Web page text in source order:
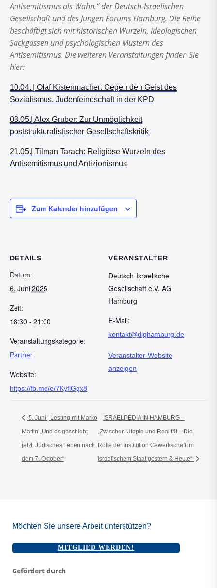
Antisemitismus als Wahn.“ der Deutsch-Israelischen
Gesellschaft und des Jungen Forums Hamburg. Die Reihe
beschäftigt sich mit historischen Wurzeln, ideologischen
Sackgassen und psychologischen Mustern des
Antisemitismus. Die weiteren Veranstaltungen finden Sie
hier:
10.04. | Olaf Kistenmacher: Gegen den Geist des
Sozialismus. Judenfeindschaft in der KPD
08.05.| Alex Gruber: Zur Unmöglichkeit
poststrukturalistischer Gesellschaftskritik
21.05.| Tilman Tarach: Religiöse Wurzeln des
Antisemitismus und Antizionismus
Zum Kalender hinzufügen
DETAILS
Datum:
6. Juni 2025
Zeit:
18:30 - 21:00
Veranstaltungskategorie:
Partner
Website:
https://fb.me/e/7KyflGgx8
VERANSTALTER
Deutsch-Israelische
Gesellschaft e.V. AG
Hamburg
E-Mail:
kontakt@dighamburg.de
Veranstalter-Website
anzeigen
5. Juni | Lesung mit Marko
Martin „Und es geschieht
jetzt. Jüdisches Leben nach
dem 7. Oktober“
ISRAELPEDIA IN HAMBURG –
„Zwischen Utopie und Realität – Die
Rolle der Institution Gewerkschaft im
israelischem Staat gestern & Heute“
Möchten Sie unsere Arbeit unterstützen?
MITGLIED WERDEN!
Gefördert durch